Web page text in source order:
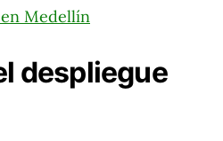
Medellín
despliegue